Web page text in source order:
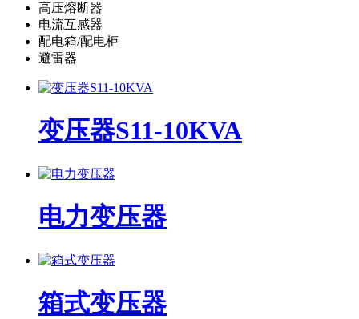
高压熔断器
电流互感器
配电箱/配电柜
避雷器
变压器S11-10KVA
电力变压器
箱式变压器